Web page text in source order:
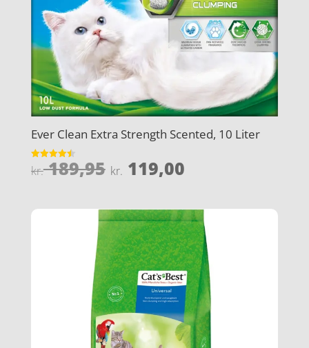
Ever Clean Extra Strength Scented, 10 Liter
Vurderet
4.5
kr.189,95 Den
pris
var:
kr. 189,95.
kr. 119,00Den
pris
er:
kr. 119,00.